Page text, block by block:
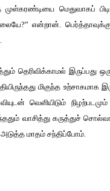
மெதுவாகப்
என்றான்.
தெரிவிக்காமல்
மிகுந்த
வெளியிடும்
வாசித்து கருத்துச்
மாதம் சந்திப்போம்.